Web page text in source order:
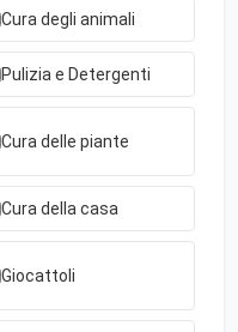
Cura degli animali
Pulizia e Detergenti
Cura delle piante
Cura della casa
Giocattoli